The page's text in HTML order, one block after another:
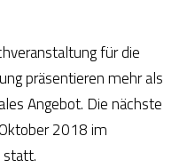
für die
präsentieren mehr als
Angebot. Die nächste
2018 im